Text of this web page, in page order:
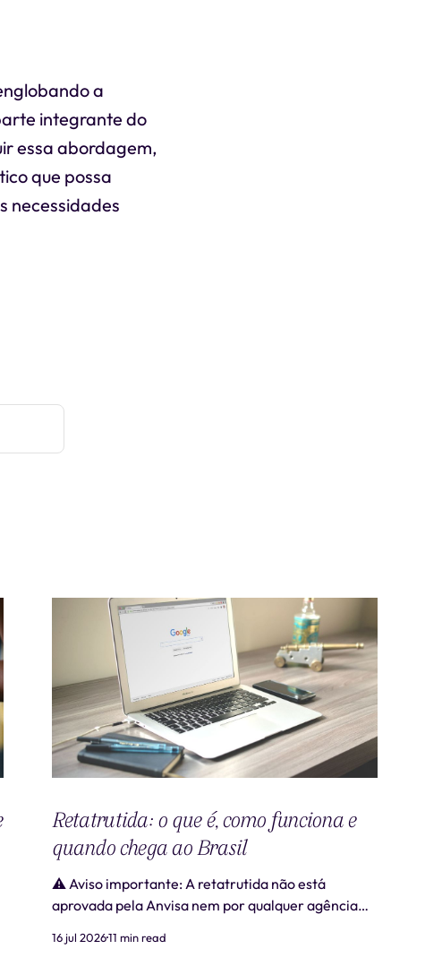
a
integrante do
essa abordagem,
que possa
necessidades
Retatrutida: o que é, como funciona e
quando chega ao Brasil
⚠️ Aviso importante: A retatrutida não está
aprovada pela Anvisa nem por qualquer agência
como "retatrutida" fora de estudos clínicos
16 jul 202611 min read